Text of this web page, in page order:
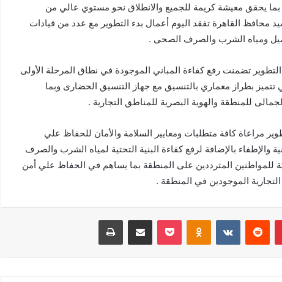
بما يحقق معيشة كريمة للجميع والانطلاق نحو مستوي عالي من
محافظ القاهرة تفقد اليوم أعمال بدء التطوير مع عدد من قيادات
ومياه الشرب والصرف الصحى .
تضمنت رفع كفاءة المباني الموجودة في نطاق المرحلة الأولى
بطراز معماري بالتنسيق مع جهاز التنسيق الحضارى وبما
للمنطقة والهوية البصرية للمناطق التجارية .
مراعاة كافة متطلبات ومعايير السلامة والأمان للحفاظ علي
والإطفاء بالإضافة لرفع كفاءة البنية التحتية لمياه الشرب والصرف
المترددين على المنطقة بما يساهم في الحفاظ علي أمن
الموجودين في المنطقة .
بينتيريست Odnoklassniki
بوكيت مشاركة عبر البريد طباعة